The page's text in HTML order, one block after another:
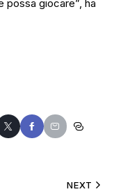
possa giocare”, ha
NEXT